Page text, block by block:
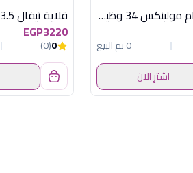
محضر طعام مولينكس 34 وظيفة 1000 وات اسود
0 تم البيع
اشترِ الآن
EGP3220
0
(0)